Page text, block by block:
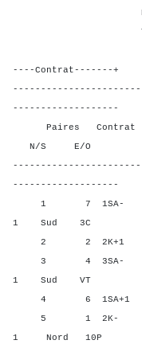
K: V 7
T: A 8
----Contrat-------+
-------------------
Paires Contrat
N/S E/
-------------------
1 7 1SA-
1 Sud 3C
2 2 2K+1
3 4 3SA-
1 Sud VT
4 6
5 1 2K-
1 Nord